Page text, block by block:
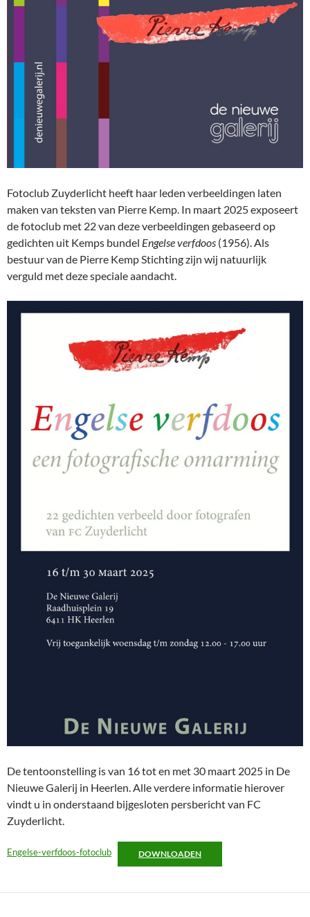
Fotoclub Zuyderlicht heeft haar leden verbeeldingen laten
maken van teksten van Pierre Kemp. In maart 2025 exposeert
de fotoclub met 22 van deze verbeeldingen gebaseerd op
gedichten uit Kemps bundel Engelse verfdoos (1956). Als
bestuur van de Pierre Kemp Stichting zijn wij natuurlijk
verguld met deze speciale aandacht.
De tentoonstelling is van 16 tot en met 30 maart 2025 in De
Nieuwe Galerij in Heerlen. Alle verdere informatie hierover
vindt u in onderstaand bijgesloten persbericht van FC
Zuyderlicht.
Engelse-verfdoos-fotoclub DOWNLOADEN